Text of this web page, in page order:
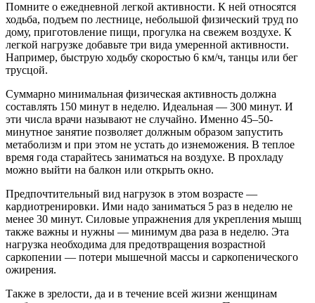
Помните о ежедневной легкой активности. К ней относятся
ходьба, подъем по лестнице, небольшой физический труд по
дому, приготовление пищи, прогулка на свежем воздухе. К
легкой нагрузке добавьте три вида умеренной активности.
Например, быструю ходьбу скоростью 6 км/ч, танцы или бег
трусцой.
Суммарно минимальная физическая активность должна
составлять 150 минут в неделю. Идеальная — 300 минут. И
эти числа врачи называют не случайно. Именно 45–50-
минутное занятие позволяет должным образом запустить
метаболизм и при этом не устать до изнеможения. В теплое
время года старайтесь заниматься на воздухе. В прохладу
можно выйти на балкон или открыть окно.
Предпочтительный вид нагрузок в этом возрасте —
кардиотренировки. Ими надо заниматься 5 раз в неделю не
менее 30 минут. Силовые упражнения для укрепления мышц
также важны и нужны — минимум два раза в неделю. Эта
нагрузка необходима для предотвращения возрастной
саркопении — потери мышечной массы и саркопенического
ожирения.
Также в зрелости, да и в течение всей жизни женщинам